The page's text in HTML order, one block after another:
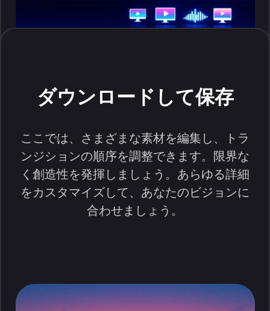
ダウンロードして保存
ここでは、さまざまな素材を編集し、トラ
ンジションの順序を調整できます。限界な
く創造性を発揮しましょう。あらゆる詳細
をカスタマイズして、あなたのビジョンに
合わせましょう。